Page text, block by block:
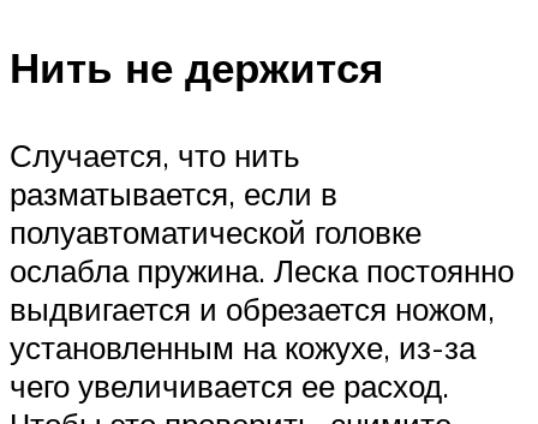
Нить не держится
Случается, что нить
разматывается, если в
полуавтоматической головке
ослабла пружина. Леска постоянно
выдвигается и обрезается ножом,
установленным на кожухе, из-за
чего увеличивается ее расход.